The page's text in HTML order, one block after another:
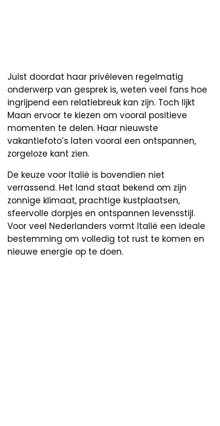
Juist doordat haar privéleven regelmatig
onderwerp van gesprek is, weten veel fans hoe
ingrijpend een relatiebreuk kan zijn. Toch lijkt
Maan ervoor te kiezen om vooral positieve
momenten te delen. Haar nieuwste
vakantiefoto’s laten vooral een ontspannen,
zorgeloze kant zien.
De keuze voor Italië is bovendien niet
verrassend. Het land staat bekend om zijn
zonnige klimaat, prachtige kustplaatsen,
sfeervolle dorpjes en ontspannen levensstijl.
Voor veel Nederlanders vormt Italië een ideale
bestemming om volledig tot rust te komen en
nieuwe energie op te doen.